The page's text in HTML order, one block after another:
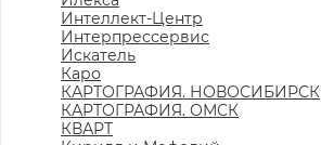
Интеллект-Центр
Интерпрессервис
Искатель
Каро
КАРТОГРАФИЯ. НОВОСИБИРСК
КАРТОГРАФИЯ. ОМСК
КВАРТ